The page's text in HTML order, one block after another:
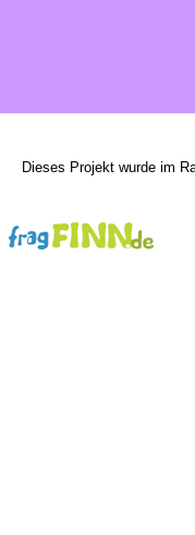
Dieses Projekt wurde im